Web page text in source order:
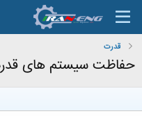
قدرت
حفاظت سیستم های